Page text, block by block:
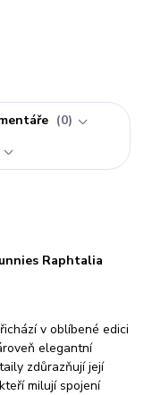
0
Raphtalia
v oblíbené edici
elegantní
zdůrazňují její
milují spojení